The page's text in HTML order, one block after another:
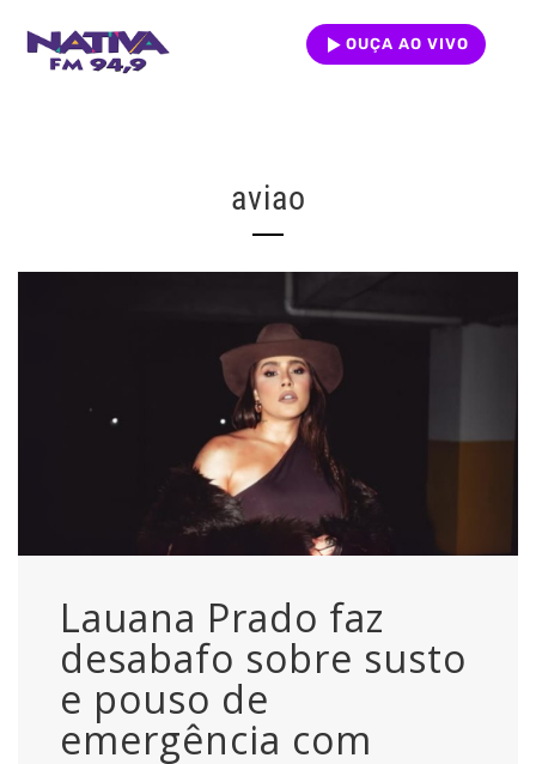
OUÇA AO VIVO
aviao
Lauana Prado faz
desabafo sobre susto
e pouso de
emergência com